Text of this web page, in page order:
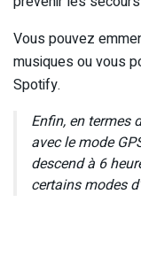
Vous pouvez
musiques ou vous
Spotify.
Enfin, en termes
avec le mode
descend à 6
certains modes